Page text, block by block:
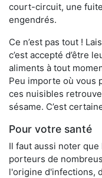
court-circuit, une
engendrés.
Ce n’est pas tout !
c’est accepté d’être
aliments à tout
Peu importe où vous
ces nuisibles
sésame. C’est
Pour votre santé
Il faut aussi noter
porteurs de
l'origine d'infections,